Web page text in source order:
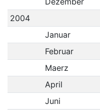
2004
Januar
Februar
Maerz
April
Juni